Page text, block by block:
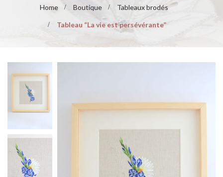
Home Boutique Tableaux brodés
Tableau “La vie est persévérante”